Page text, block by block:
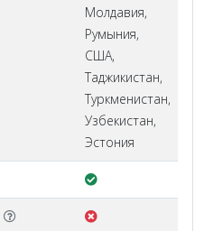
Молдавия,
Румыния,
США,
Таджикистан,
Туркменистан,
Узбекистан,
Эстония